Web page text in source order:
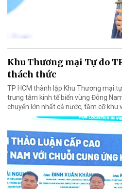
Khu Thương mại Tự do
thách thức
TP HCM thành lập Khu Thương mại
trung tâm kinh tế biển vùng Đông
chuyển lớn nhất cả nước, tầm cỡ khu